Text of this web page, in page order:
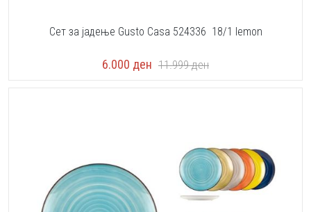
Сет за јадење Gusto Casa 524336 18/1 lemon
6.000 ден 11.999ден